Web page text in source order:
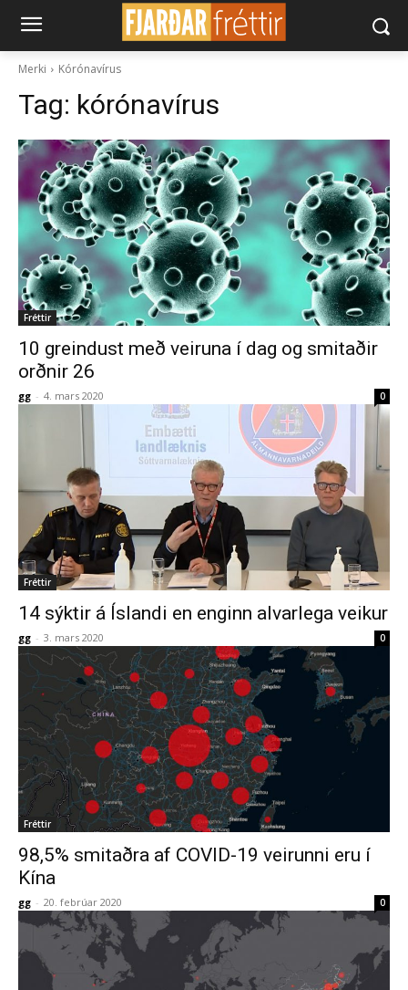
Merki Kórónavírus
Tag: kórónavírus
Fréttir
10 greindust með veiruna í dag og smitaðir
orðnir 26
gg - 4. mars 2020 0
Fréttir
14 sýktir á Íslandi en enginn alvarlega veikur
gg - 3. mars 2020 0
Fréttir
98,5% smitaðra af COVID-19 veirunni eru í
Kína
gg - 20. febrúar 2020 0